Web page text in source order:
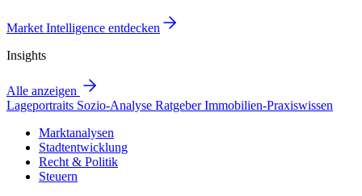
Market Intelligence entdecken
Insights
Alle anzeigen
Lageportraits Sozio-Analyse RatgeberImmobilien-Praxiswissen
Marktanalysen
Stadtentwicklung
Recht & Politik
Steuern